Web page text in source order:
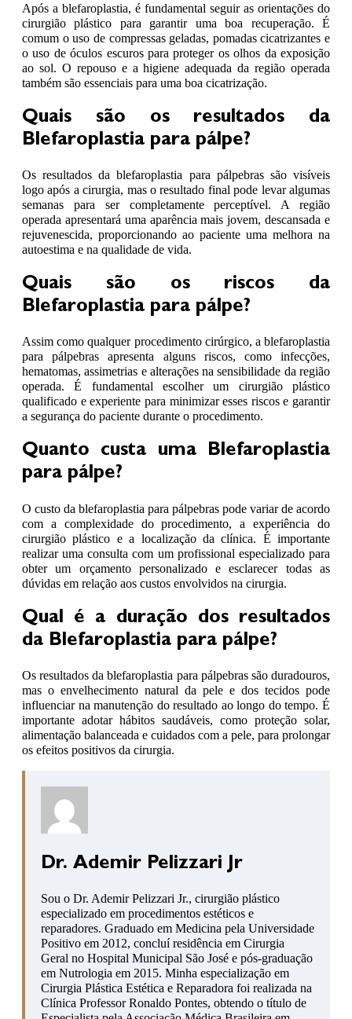
Após a blefaroplastia, é fundamental seguir as orientações do
cirurgião plástico para garantir uma boa recuperação. É
comum o uso de compressas geladas, pomadas cicatrizantes e
o uso de óculos escuros para proteger os olhos da exposição
ao sol. O repouso e a higiene adequada da região operada
também são essenciais para uma boa cicatrização.
Quais são os resultados da
Blefaroplastia para pálpe?
Os resultados da blefaroplastia para pálpebras são visíveis
logo após a cirurgia, mas o resultado final pode levar algumas
semanas para ser completamente perceptível. A região
operada apresentará uma aparência mais jovem, descansada e
rejuvenescida, proporcionando ao paciente uma melhora na
autoestima e na qualidade de vida.
Quais são os riscos da
Blefaroplastia para pálpe?
Assim como qualquer procedimento cirúrgico, a blefaroplastia
para pálpebras apresenta alguns riscos, como infecções,
hematomas, assimetrias e alterações na sensibilidade da região
operada. É fundamental escolher um cirurgião plástico
qualificado e experiente para minimizar esses riscos e garantir
a segurança do paciente durante o procedimento.
Quanto custa uma Blefaroplastia
para pálpe?
O custo da blefaroplastia para pálpebras pode variar de acordo
com a complexidade do procedimento, a experiência do
cirurgião plástico e a localização da clínica. É importante
realizar uma consulta com um profissional especializado para
obter um orçamento personalizado e esclarecer todas as
dúvidas em relação aos custos envolvidos na cirurgia.
Qual é a duração dos resultados
da Blefaroplastia para pálpe?
Os resultados da blefaroplastia para pálpebras são duradouros,
mas o envelhecimento natural da pele e dos tecidos pode
influenciar na manutenção do resultado ao longo do tempo. É
importante adotar hábitos saudáveis, como proteção solar,
alimentação balanceada e cuidados com a pele, para prolongar
os efeitos positivos da cirurgia.
Dr. Ademir Pelizzari Jr
Sou o Dr. Ademir Pelizzari Jr., cirurgião plástico
especializado em procedimentos estéticos e
reparadores. Graduado em Medicina pela Universidade
Positivo em 2012, concluí residência em Cirurgia
Geral no Hospital Municipal São José e pós-graduação
em Nutrologia em 2015. Minha especialização em
Cirurgia Plástica Estética e Reparadora foi realizada na
Clínica Professor Ronaldo Pontes, obtendo o título de